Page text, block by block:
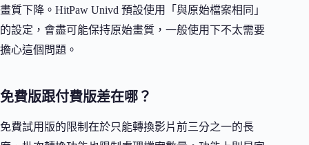
畫質下降。HitPaw Univd 預設使用「與原始檔案相同」
的設定，會盡可能保持原始畫質，一般使用下不太需要
擔心這個問題。
免費版跟付費版差在哪？
免費試用版的限制在於只能轉換影片前三分之一的長